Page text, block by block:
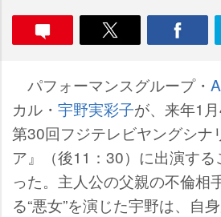
パフォーマンスグループ・
カル・ 宇野実彩子が、来年1
第30回フジテレビヤングシナ
ア』（後11：30）に出演す
った。主人公の父親の不倫相
る“悪女”を演じた宇野は、自